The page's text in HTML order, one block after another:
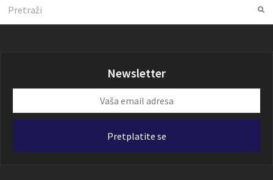
Newsletter
email
Pretplatite se